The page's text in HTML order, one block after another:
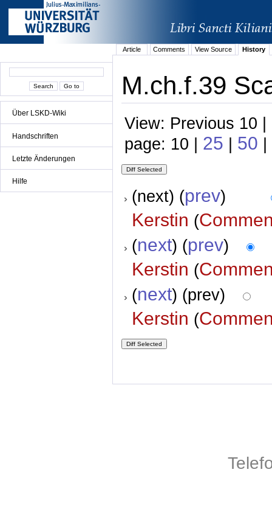
Über LSKD-Wiki
Handschriften
Letzte Änderungen
Hilfe
Article Comments View Source History
M.ch.f.39
View: Previous 10
page: 10 | 25 | 50 |
(next) (prev)
Kerstin (
(next) (prev)
Kerstin (
(next) (prev)
Kerstin (